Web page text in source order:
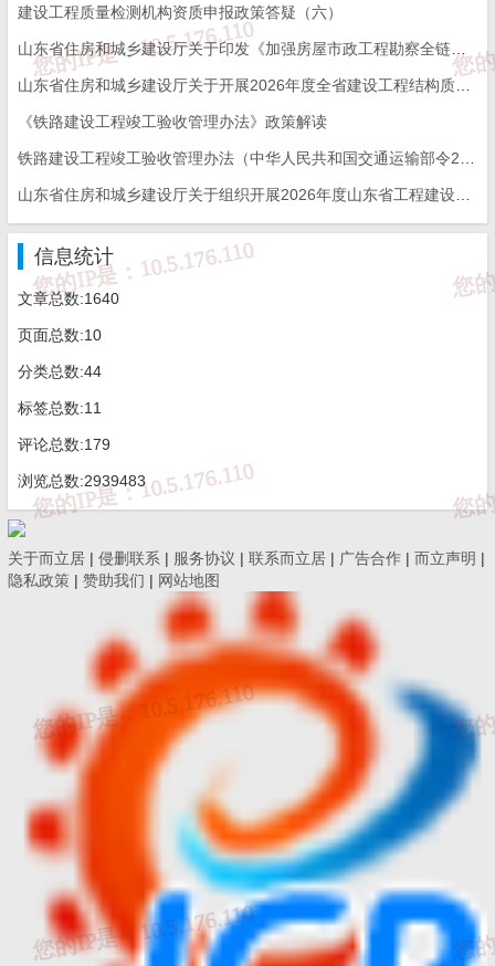
（二）国家认监委对申请人提交的书面申请和相关材料进行初审，
自收到之日起5个工作日内作出受理或者不予受理的决定，并书面告
知申请人；
的技术评审，由于申请人整改或者其它自身原因导致无法在规定时
间内完成的情况除外；
（四）资质认定部门应当自收到技术评审结论之日起20个工作日
内，作出是否准予许可的书面决定。
申请人权利及义务
（一）依据《行政许可法》等申请人享有以下权利：
1、符合法定条件标准的，申请人有依法取得行政许
可的平等权利，行政机关不得歧视。
2、申请人对行政机关有关行政许可公示内容有要求
解释、说明的权利。
3、申请人对行政机关实施行政许可，享有陈述权、
建设工程质量检测机构资质申报政策答疑（六）
《铁路建设工程竣工验收管理办法》政策解读
信息统计
文章总数:1640
页面总数:10
分类总数:44
标签总数:11
评论总数:179
浏览总数:2939483
关于而立居 | 侵删联系 | 服务协议 | 联系而立居 | 广告合作 | 而立声明 |
隐私政策 | 赞助我们 | 网站地图